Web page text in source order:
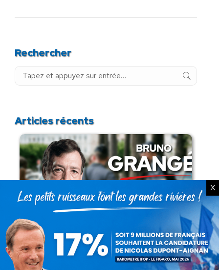
Rechercher
Recherche
Articles récents
Présomption de légitimité de l’usage des
armes par les forces de l’ordre
X